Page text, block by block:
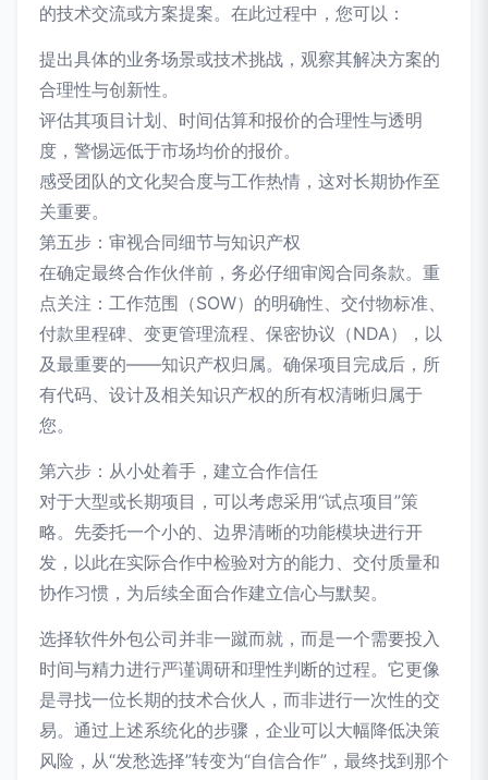
的技术交流或方案提案。在此过程中，您可以：
提出具体的业务场景或技术挑战，观察其解决方案的
合理性与创新性。
评估其项目计划、时间估算和报价的合理性与透明
度，警惕远低于市场均价的报价。
感受团队的文化契合度与工作热情，这对长期协作至
关重要。
第五步：审视合同细节与知识产权
在确定最终合作伙伴前，务必仔细审阅合同条款。重
点关注：工作范围（SOW）的明确性、交付物标准、
付款里程碑、变更管理流程、保密协议（NDA），以
及最重要的——知识产权归属。确保项目完成后，所
有代码、设计及相关知识产权的所有权清晰归属于
您。
第六步：从小处着手，建立合作信任
对于大型或长期项目，可以考虑采用“试点项目”策
略。先委托一个小的、边界清晰的功能模块进行开
发，以此在实际合作中检验对方的能力、交付质量和
协作习惯，为后续全面合作建立信心与默契。
选择软件外包公司并非一蹴而就，而是一个需要投入
时间与精力进行严谨调研和理性判断的过程。它更像
是寻找一位长期的技术合伙人，而非进行一次性的交
易。通过上述系统化的步骤，企业可以大幅降低决策
风险，从“发愁选择”转变为“自信合作”，最终找到那个